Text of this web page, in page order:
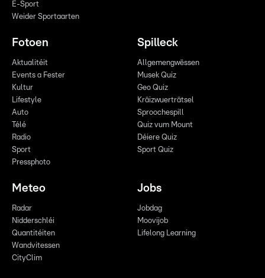
E-Sport
Weider Sportaarten
Fotoen
Aktualitéit
Events a Fester
Kultur
Lifestyle
Auto
Télé
Radio
Sport
Pressphoto
Spilleck
Allgemengwëssen
Musek Quiz
Geo Quiz
Kräizwuerträtsel
Sproochespill
Quiz vum Mount
Déiere Quiz
Sport Quiz
Meteo
Radar
Nidderschléi
Quantitéiten
Wandvitessen
CityClim
Jobs
Jobdag
Moovijob
Lifelong Learning